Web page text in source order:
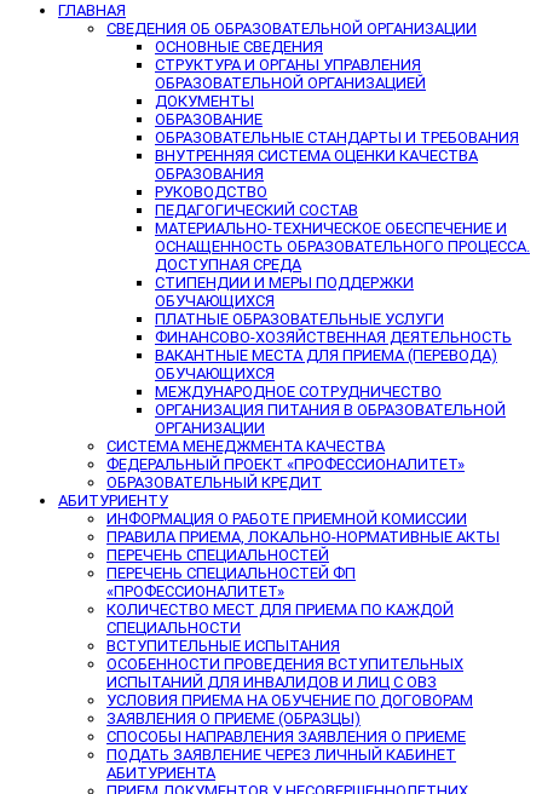
ГЛАВНАЯ
СВЕДЕНИЯ ОБ ОБРАЗОВАТЕЛЬНОЙ ОРГАНИЗАЦИИ
ОСНОВНЫЕ СВЕДЕНИЯ
СТРУКТУРА И ОРГАНЫ УПРАВЛЕНИЯ
ОБРАЗОВАТЕЛЬНОЙ ОРГАНИЗАЦИЕЙ
ДОКУМЕНТЫ
ОБРАЗОВАНИЕ
ОБРАЗОВАТЕЛЬНЫЕ СТАНДАРТЫ И ТРЕБОВАНИЯ
ВНУТРЕННЯЯ СИСТЕМА ОЦЕНКИ КАЧЕСТВА
ОБРАЗОВАНИЯ
РУКОВОДСТВО
ПЕДАГОГИЧЕСКИЙ СОСТАВ
МАТЕРИАЛЬНО-ТЕХНИЧЕСКОЕ ОБЕСПЕЧЕНИЕ И
ОСНАЩЕННОСТЬ ОБРАЗОВАТЕЛЬНОГО ПРОЦЕССА.
ДОСТУПНАЯ СРЕДА
СТИПЕНДИИ И МЕРЫ ПОДДЕРЖКИ
ОБУЧАЮЩИХСЯ
ПЛАТНЫЕ ОБРАЗОВАТЕЛЬНЫЕ УСЛУГИ
ФИНАНСОВО-ХОЗЯЙСТВЕННАЯ ДЕЯТЕЛЬНОСТЬ
ВАКАНТНЫЕ МЕСТА ДЛЯ ПРИЕМА (ПЕРЕВОДА)
ОБУЧАЮЩИХСЯ
МЕЖДУНАРОДНОЕ СОТРУДНИЧЕСТВО
ОРГАНИЗАЦИЯ ПИТАНИЯ В ОБРАЗОВАТЕЛЬНОЙ
ОРГАНИЗАЦИИ
СИСТЕМА МЕНЕДЖМЕНТА КАЧЕСТВА
ФЕДЕРАЛЬНЫЙ ПРОЕКТ «ПРОФЕССИОНАЛИТЕТ»
ОБРАЗОВАТЕЛЬНЫЙ КРЕДИТ
АБИТУРИЕНТУ
ИНФОРМАЦИЯ О РАБОТЕ ПРИЕМНОЙ КОМИССИИ
ПРАВИЛА ПРИЕМА, ЛОКАЛЬНО-НОРМАТИВНЫЕ АКТЫ
ПЕРЕЧЕНЬ СПЕЦИАЛЬНОСТЕЙ
ПЕРЕЧЕНЬ СПЕЦИАЛЬНОСТЕЙ ФП
«ПРОФЕССИОНАЛИТЕТ»
КОЛИЧЕСТВО МЕСТ ДЛЯ ПРИЕМА ПО КАЖДОЙ
СПЕЦИАЛЬНОСТИ
ВСТУПИТЕЛЬНЫЕ ИСПЫТАНИЯ
ОСОБЕННОСТИ ПРОВЕДЕНИЯ ВСТУПИТЕЛЬНЫХ
ИСПЫТАНИЙ ДЛЯ ИНВАЛИДОВ И ЛИЦ С ОВЗ
УСЛОВИЯ ПРИЕМА НА ОБУЧЕНИЕ ПО ДОГОВОРАМ
ЗАЯВЛЕНИЯ О ПРИЕМЕ (ОБРАЗЦЫ)
СПОСОБЫ НАПРАВЛЕНИЯ ЗАЯВЛЕНИЯ О ПРИЕМЕ
ПОДАТЬ ЗАЯВЛЕНИЕ ЧЕРЕЗ ЛИЧНЫЙ КАБИНЕТ
АБИТУРИЕНТА